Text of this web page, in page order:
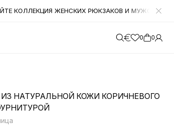
КОЛЛЕКЦИЯ ЖЕНСКИХ РЮКЗАКОВ И МУЖСКАЯ
0 0
НАТУРАЛЬНОЙ КОЖИ КОРИЧНЕВОГО